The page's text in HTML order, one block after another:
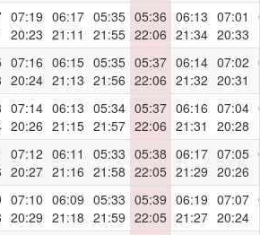
07:19
20:23
06:17
21:11
05:35
21:55
05:36
22:06
06:13
21:34
07:01
20:33
07:16
20:24
06:15
21:13
05:35
21:56
05:37
22:06
06:14
21:32
07:02
20:31
07:14
20:26
06:13
21:15
05:34
21:57
05:37
22:06
06:16
21:31
07:04
20:28
07:12
20:27
06:11
21:16
05:33
21:58
05:38
22:05
06:17
21:29
07:05
20:26
07:10
20:29
06:09
21:18
05:33
21:59
05:39
22:05
06:19
21:27
07:07
20:24